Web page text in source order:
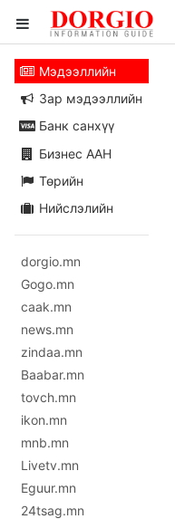
Мэдээллийн
Зар мэдээллийн
Банк санхүү
Бизнес ААН
Төрийн
Нийслэлийн
dorgio.mn
Gogo.mn
caak.mn
news.mn
zindaa.mn
Baabar.mn
tovch.mn
ikon.mn
mnb.mn
Livetv.mn
Eguur.mn
24tsag.mn